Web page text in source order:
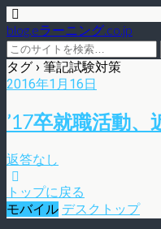
blog.eラーニング.co.jp
タグ › 筆記試験対策
2016年1月16日
’17卒就職活動、
返答なし
トップに戻る
モバイル デスクトップ